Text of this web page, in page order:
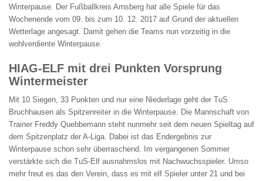
Winterpause. Der Fußballkreis Arnsberg hat alle Spiele für das
Wochenende vom 09. bis zum 10. 12. 2017 auf Grund der aktuellen
Wetterlage angesagt. Damit gehen die Teams nun vorzeitig in die
wohlverdiente Winterpause.
HIAG-ELF mit drei Punkten Vorsprung
Wintermeister
Mit 10 Siegen, 33 Punkten und nur eine Niederlage geht der TuS
Bruchhausen als Spitzenreiter in die Winterpause. Die Mannschaft von
Trainer Freddy Quebbemann steht nunmehr seit dem neuen Spieltag auf
dem Spitzenplatz der A-Liga. Dabei ist das Endergebnis zur
Winterpause schon sehr überraschend. Im vergangenen Sommer
verstärkte sich die TuS-Elf ausnahmslos mit Nachwuchsspieler. Umso
mehr freut es das den Verein, dass es mit elf Spieler unter 21 und bei